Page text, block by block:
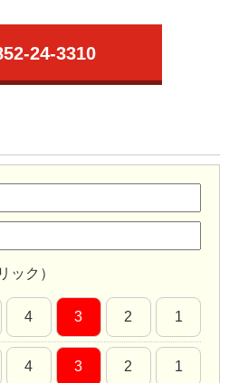
24-3310
ック）
4 3 2 1
4 3 2 1